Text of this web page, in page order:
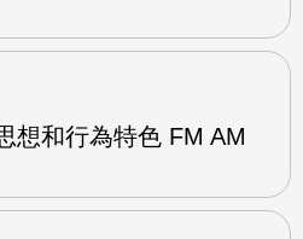
想和行為特色 FM AM